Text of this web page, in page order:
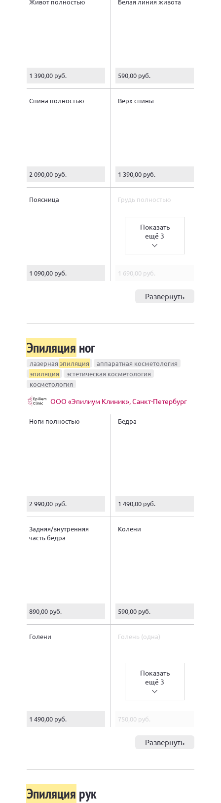
Живот полностью
1 390,00 руб.
Белая линия живота
590,00 руб.
Спина полностью
2 090,00 руб.
Верх спины
1 390,00 руб.
Поясница
1 090,00 руб.
Грудь полностью
Показать
ещё 3
1 690,00 руб.
Развернуть
Эпиляция ног
лазерная эпиляция
аппаратная косметология
эпиляция
эстетическая косметология
косметология
ООО «Эпилиум Клиник», Санкт-Петербург
Ноги полностью
2 990,00 руб.
Бедра
1 490,00 руб.
Задняя/внутренняя
часть бедра
890,00 руб.
Колени
590,00 руб.
Голени
1 490,00 руб.
Голень (одна)
Показать
ещё 3
750,00 руб.
Развернуть
Эпиляция рук